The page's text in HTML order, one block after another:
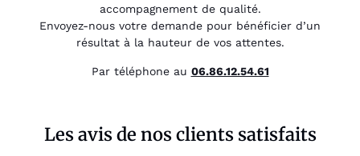
accompagnement de qualité.
Envoyez-nous votre demande pour bénéficier d’un
résultat à la hauteur de vos attentes.
Par téléphone au 06.86.12.54.61
Les avis de nos clients satisfaits